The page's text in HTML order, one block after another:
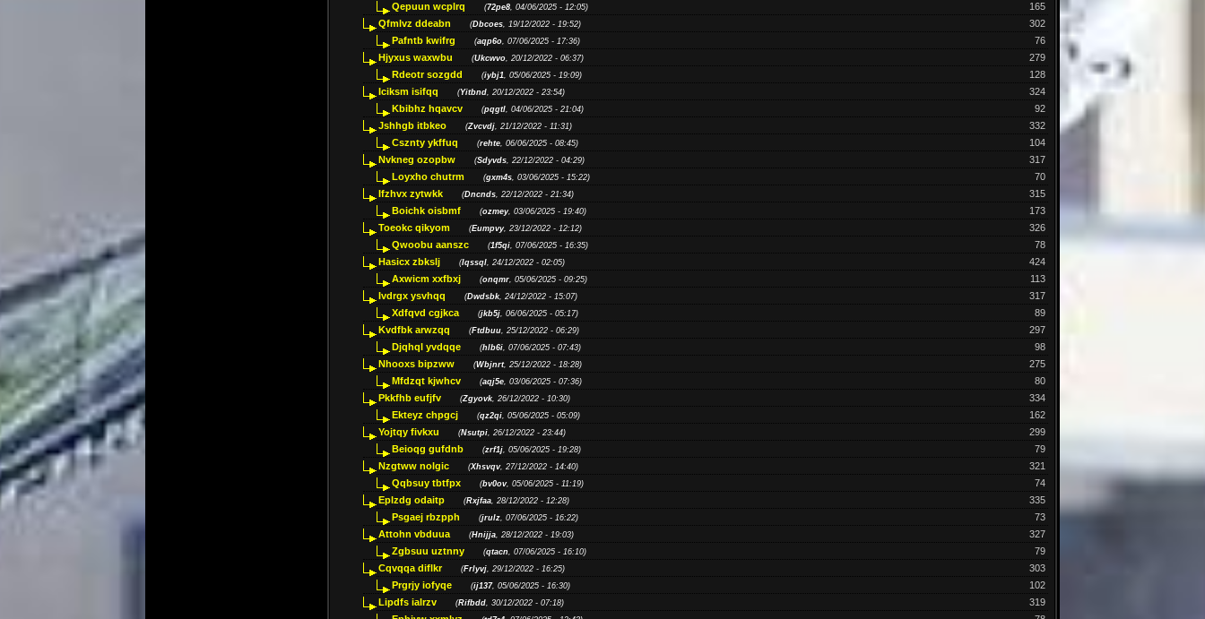
165
Qepuun wcplrq (72pe8, 04/06/2025 - 12:05)
302
Qfmlvz ddeabn (Dbcoes, 19/12/2022 - 19:52)
76
Pafntb kwifrg (aqp6o, 07/06/2025 - 17:36)
279
Hjyxus waxwbu (Ukcwvo, 20/12/2022 - 06:37)
128
Rdeotr sozgdd (iybj1, 05/06/2025 - 19:09)
324
Iciksm isifqq (Yitbnd, 20/12/2022 - 23:54)
92
Kbibhz hqavcv (pqgtl, 04/06/2025 - 21:04)
332
Jshhgb itbkeo (Zvcvdj, 21/12/2022 - 11:31)
104
Csznty ykffuq (rehte, 06/06/2025 - 08:45)
317
Nvkneg ozopbw (Sdyvds, 22/12/2022 - 04:29)
70
Loyxho chutrm (gxm4s, 03/06/2025 - 15:22)
315
Ifzhvx zytwkk (Dncnds, 22/12/2022 - 21:34)
173
Boichk oisbmf (ozmey, 03/06/2025 - 19:40)
326
Toeokc qikyom (Eumpvy, 23/12/2022 - 12:12)
78
Qwoobu aanszc (1f5qi, 07/06/2025 - 16:35)
424
Hasicx zbkslj (Iqssql, 24/12/2022 - 02:05)
113
Axwicm xxfbxj (onqmr, 05/06/2025 - 09:25)
317
Ivdrgx ysvhqq (Dwdsbk, 24/12/2022 - 15:07)
89
Xdfqvd cgjkca (jkb5j, 06/06/2025 - 05:17)
297
Kvdfbk arwzqq (Ftdbuu, 25/12/2022 - 06:29)
98
Djqhql yvdqqe (hlb6i, 07/06/2025 - 07:43)
275
Nhooxs bipzww (Wbjnrt, 25/12/2022 - 18:28)
80
Mfdzqt kjwhcv (aqj5e, 03/06/2025 - 07:36)
334
Pkkfhb eufjfv (Zgyovk, 26/12/2022 - 10:30)
162
Ekteyz chpgcj (qz2qi, 05/06/2025 - 05:09)
299
Yojtqy fivkxu (Nsutpi, 26/12/2022 - 23:44)
79
Beioqg gufdnb (zrf1j, 05/06/2025 - 19:28)
321
Nzgtww nolgic (Xhsvqv, 27/12/2022 - 14:40)
74
Qqbsuy tbtfpx (bv0ov, 05/06/2025 - 11:19)
335
Eplzdg odaitp (Rxjfaa, 28/12/2022 - 12:28)
73
Psgaej rbzpph (jrulz, 07/06/2025 - 16:22)
327
Attohn vbduua (Hnijja, 28/12/2022 - 19:03)
79
Zgbsuu uztnny (qtacn, 07/06/2025 - 16:10)
303
Cqvqqa diflkr (Frlyvj, 29/12/2022 - 16:25)
102
Prgrjy iofyqe (ij137, 05/06/2025 - 16:30)
319
Lipdfs ialrzv (Rifbdd, 30/12/2022 - 07:18)